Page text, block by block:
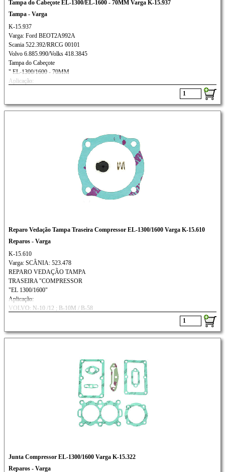
Tampa do Cabeçote EL-1300/EL-1600 - 70MM Varga K-15.937
Tampa - Varga
K-15.937
Varga: Ford BEOT2A992A
Scania 522.392/RRCG 00101
Volvo 6.885.990/Volks 418.3845
Tampa do Cabeçote
" EL-1300/1600 - 70MM
Aplicação:
Reparo Vedação Tampa Traseira Compressor EL-1300/1600 Varga K-15.610
Reparos - Varga
K-15.610
Varga: SCÂNIA: 523.478
REPARO VEDAÇÃO TAMPA
TRASEIRA "COMPRESSOR
"EL 1300/1600"
Aplicação:
VOLVO: N-10 /12 ; B-10M / B-58
Junta Compressor EL-1300/1600 Varga K-15.322
Reparos - Varga